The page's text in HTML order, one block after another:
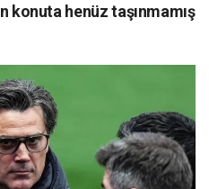
konuta henüz taşınmamış